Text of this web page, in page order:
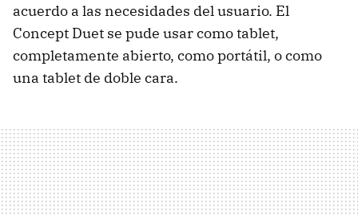
acuerdo a las necesidades del usuario. El
Concept Duet se pude usar como tablet,
completamente abierto, como portátil, o como
una tablet de doble cara.